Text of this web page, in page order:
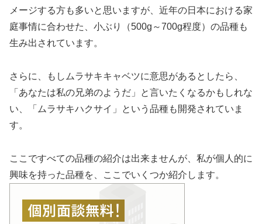
メージする方も多いと思いますが、近年の日本における家
庭事情に合わせた、小ぶり（500g～700g程度）の品種も
生み出されています。
さらに、もしムラサキキャベツに意思があるとしたら、
「あなたは私の兄弟のようだ」と言いたくなるかもしれな
い、「ムラサキハクサイ」という品種も開発されていま
す。
ここですべての品種の紹介は出来ませんが、私が個人的に
興味を持った品種を、ここでいくつか紹介します。